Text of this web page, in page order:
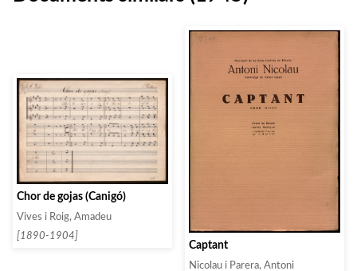
Chor de gojas (Canigó)
Vives i Roig, Amadeu
[1890-1904]
Captant
Nicolau i Parera, Antoni